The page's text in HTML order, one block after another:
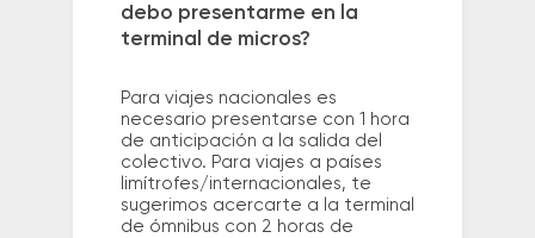
debo presentarme en la
terminal de micros?
Para viajes nacionales es
necesario presentarse con 1 hora
de anticipación a la salida del
colectivo. Para viajes a países
limítrofes/internacionales, te
sugerimos acercarte a la terminal
de ómnibus con 2 horas de